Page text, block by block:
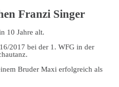
Franzi Singer
10 Jahre alt.
2017 bei der 1. WFG in der
Bruder Maxi erfolgreich als